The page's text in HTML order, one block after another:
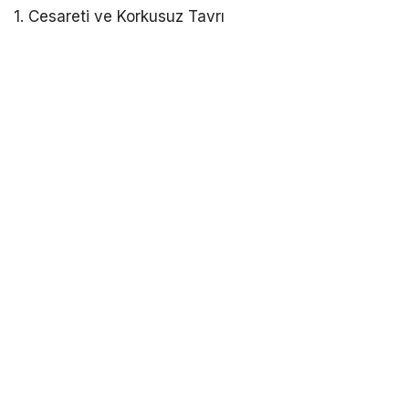
1. Cesareti ve Korkusuz Tavrı